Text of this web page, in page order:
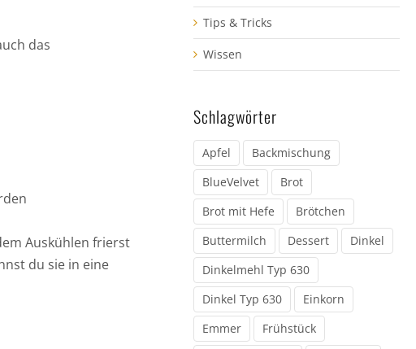
das
Auskühlen frierst
du sie in eine
Tips & Tricks
Wissen
Schlagwörter
Apfel
Backmischung
BlueVelvet
Brot
Brot mit Hefe
Brötchen
Buttermilch
Dessert
Dinkel
Dinkelmehl Typ 630
Dinkel Typ 630
Einkorn
Emmer
Frühstück